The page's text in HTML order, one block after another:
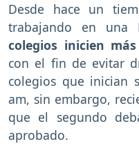
Desde hace un
trabajando en una
colegios inicien
con el fin de evitar
colegios que inician
am, sin embargo,
que el segundo
aprobado.